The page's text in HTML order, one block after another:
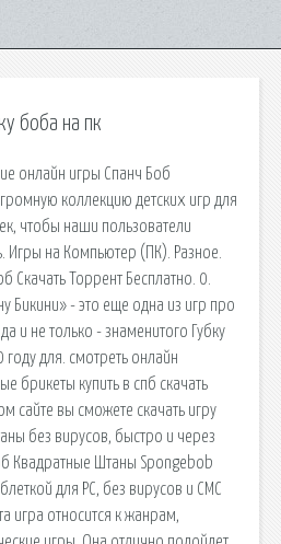
боба на пк
онлайн игры Спанч Боб
коллекцию детских игр для
чтобы наши пользователи
Игры на Компьютер (ПК). Разное.
Скачать Торрент Бесплатно. 0.
Бикини» - это еще одна из игр про
и не только - знаменитого Губку
для. смотреть онлайн
брикеты купить в спб скачать
сайте вы сможете скачать игру
без вирусов, быстро и через
Квадратные Штаны Spongebob
для PC, без вирусов и СМС
игра относится к жанрам,